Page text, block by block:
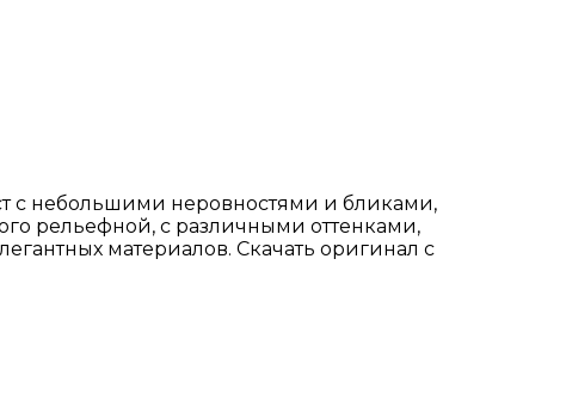
с небольшими неровностями и бликами,
рельефной, с различными оттенками,
материалов. Скачать оригинал с